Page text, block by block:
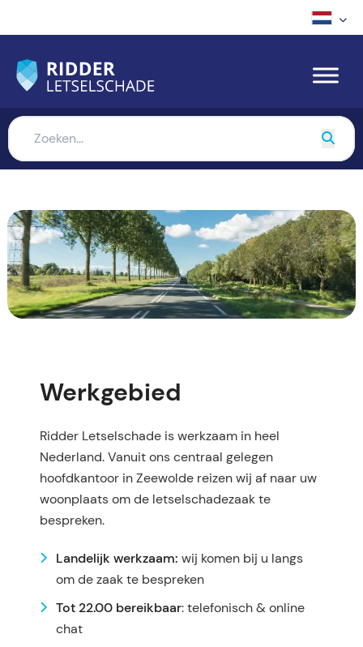
Werkgebied
Ridder Letselschade is werkzaam in heel
Nederland. Vanuit ons centraal gelegen
hoofdkantoor in Zeewolde reizen wij af naar uw
woonplaats om de letselschadezaak te
bespreken.
Landelijk werkzaam: wij komen bij u langs
om de zaak te bespreken
Tot 22.00 bereikbaar: telefonisch & online
chat